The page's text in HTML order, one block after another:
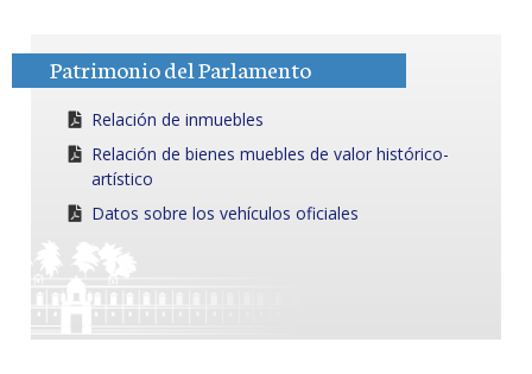
Patrimonio del Parlamento
Relación de inmuebles
Relación de bienes muebles de valor histórico-
artístico
Datos sobre los vehículos oficiales